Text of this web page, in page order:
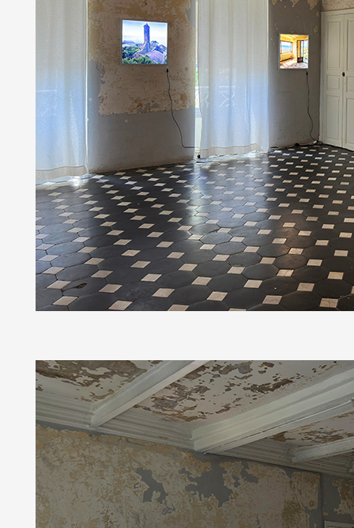
Artistes
De A à Z
Année par année
Collection vidéos
Candidater
Contact